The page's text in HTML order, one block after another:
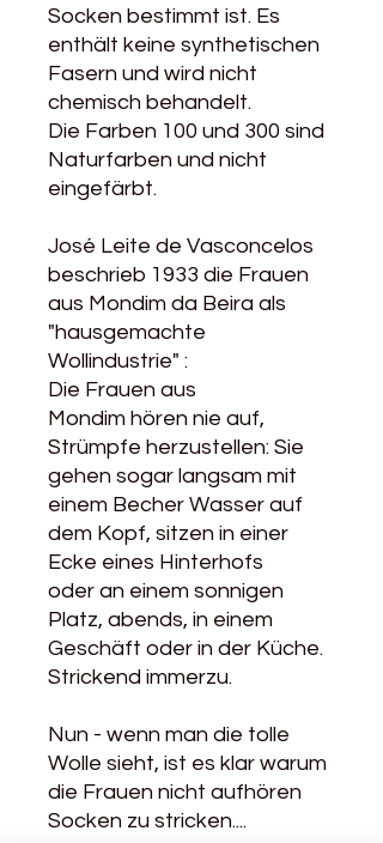
Socken bestimmt ist. Es
enthält keine synthetischen
Fasern und wird nicht
chemisch behandelt.
Die Farben 100 und 300 sind
Naturfarben und nicht
eingefärbt.
José Leite de Vasconcelos
beschrieb 1933 die Frauen
aus Mondim da Beira als
"hausgemachte
Wollindustrie" :
Die Frauen aus
Mondim hören nie auf,
Strümpfe herzustellen: Sie
gehen sogar langsam mit
einem Becher Wasser auf
dem Kopf, sitzen in einer
Ecke eines Hinterhofs
oder an einem sonnigen
Platz, abends, in einem
Geschäft oder in der Küche.
Strickend immerzu.
Nun - wenn man die tolle
Wolle sieht, ist es klar warum
die Frauen nicht aufhören
Socken zu stricken....